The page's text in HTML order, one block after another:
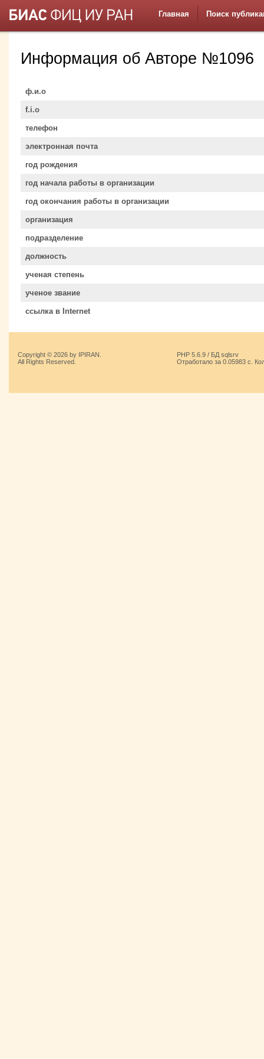
Главная Поиск
Информация об Авторе №1096
ф.и.о
f.i.o
телефон
электронная почта
год рождения
год начала работы в организации
год окончания работы в организации
организация
подразделение
должность
ученая степень
ученое звание
ссылка в Internet
Copyright © 2026 by IPIRAN.
All Rights Reserved.
PHP 5.6.9 / БД sqlsrv
Отработало за 0.05983 с.